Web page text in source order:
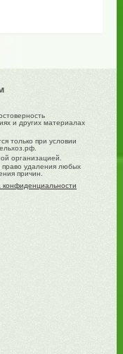
и других материалах
только при условии
организацией.
право удаления любых
причин.
конфиденциальности